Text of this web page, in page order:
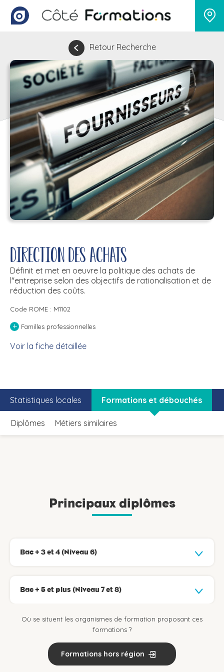
Retour Recherche
Direction des achats
Définit et met en oeuvre la politique des achats de
l''entreprise selon des objectifs de rationalisation et de
réduction des coûts.
Code ROME : M1102
+ Familles professionnelles
Voir la fiche détaillée
Statistiques locales Formations et débouchés
Diplômes Métiers similaires
Principaux diplômes
Bac + 3 et 4 (Niveau 6)
Bac + 5 et plus (Niveau 7 et 8)
Où se situent les organismes de formation proposant ces
formations ?
Formations hors région